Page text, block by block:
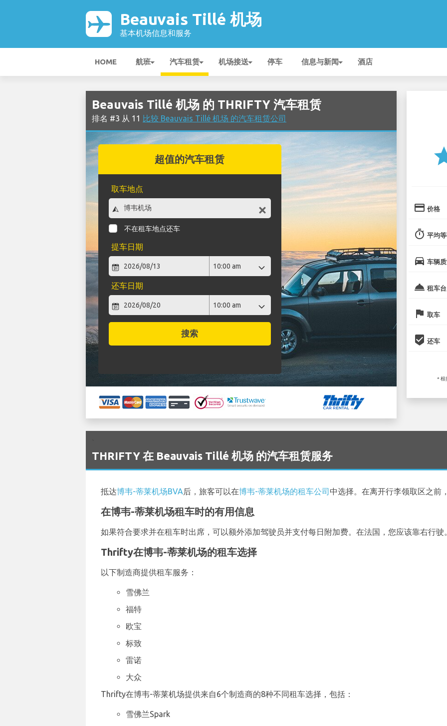
Beauvais Tillé 机场
基本机场信息和服务
HOME 航班 汽车租赁 机场接送 停车 信息与新闻 酒店
Beauvais Tillé 机场 的 THRIFTY 汽车租赁
排名 #3 从 11 比较 Beauvais Tillé 机场 的汽车租赁公司
超值的汽车租赁
取车地点
不在租车地点还车
提车日期
还车日期
搜索
credit_card 价格
timer 平均
directions_car 车辆
room_service 租车
flag 取车
beenhere 还车
* 根
THRIFTY 在 Beauvais Tillé 机场 的汽车租赁服务
抵达博韦-蒂莱机场BVA后，旅客可以在博韦-蒂莱机场的租车公司中选择。在离开行李领取区之前
在博韦-蒂莱机场租车时的有用信息
如果符合要求并在租车时出席，可以额外添加驾驶员并支付每日附加费。在法国，您应该靠右行驶
Thrifty在博韦-蒂莱机场的租车选择
以下制造商提供租车服务：
雪佛兰
福特
欧宝
标致
雷诺
大众
Thrifty在博韦-蒂莱机场提供来自6个制造商的8种不同租车选择，包括：
雪佛兰Spark